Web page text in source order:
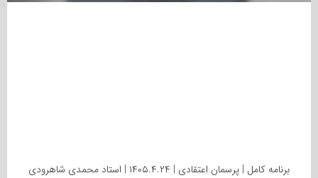
برنامه کامل | پرسمان اعتقادی | ۱۴۰۵.۴.۲۴ | استاد محمدی شاهرودی